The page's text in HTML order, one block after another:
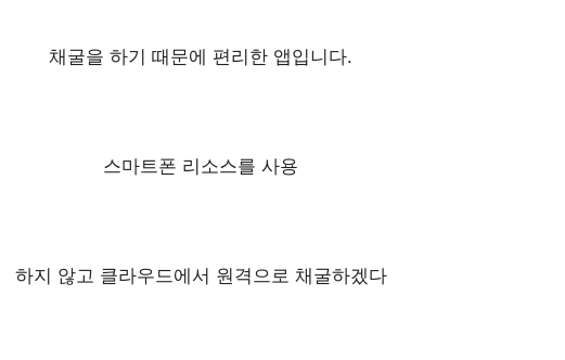
채굴을 하기 때문에 편리한 앱입니다.
스마트폰 리소스를 사용
하지 않고 클라우드에서 원격으로 채굴하겠다